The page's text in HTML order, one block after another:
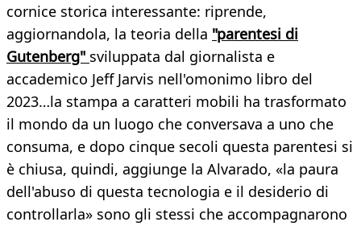
cornice storica interessante: riprende,
aggiornandola, la teoria della "parentesi di
Gutenberg" sviluppata dal giornalista e
accademico Jeff Jarvis nell'omonimo libro del
2023…la stampa a caratteri mobili ha trasformato
il mondo da un luogo che conversava a uno che
consuma, e dopo cinque secoli questa parentesi si
è chiusa, quindi, aggiunge la Alvarado, «la paura
dell'abuso di questa tecnologia e il desiderio di
controllarla» sono gli stessi che accompagnarono